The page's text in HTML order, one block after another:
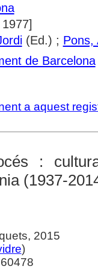
(Ed.) ; Pons,
de Barcelona
a aquest
:
(1937-
2015
)